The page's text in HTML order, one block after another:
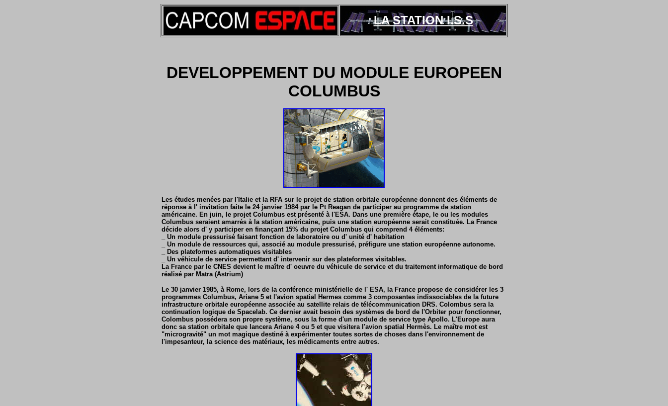
LA STATION I.S.S
DEVELOPPEMENT DU MODULE EUROPEEN
COLUMBUS
Les études menées par l'Italie et la RFA sur le projet de station orbitale européenne donnent des éléments de
réponse à l' invitation faite le 24 janvier 1984 par le Pt Reagan de participer au programme de station
américaine. En juin, le projet Columbus est présenté à l'ESA. Dans une première étape, le ou les modules
Columbus seraient amarrés à la station américaine, puis une station européenne serait constituée. La France
décide alors d' y participer en finançant 15% du projet Columbus qui comprend 4 éléments:
_ Un module pressurisé faisant fonction de laboratoire ou d' unité d' habitation
_ Un module de ressources qui, associé au module pressurisé, préfigure une station européenne autonome.
_ Des plateformes automatiques visitables
_ Un véhicule de service permettant d' intervenir sur des plateformes visitables.
La France par le CNES devient le maître d' oeuvre du véhicule de service et du traitement informatique de bord
réalisé par Matra (Astrium)
Le 30 janvier 1985, à Rome, lors de la conférence ministérielle de l' ESA, la France propose de considérer les 3
programmes Columbus, Ariane 5 et l'avion spatial Hermes comme 3 composantes indissociables de la future
infrastructure orbitale européenne associée au satellite relais de télécommunication DRS. Colombus sera la
continuation logique de Spacelab. Ce dernier avait besoin des systèmes de bord de l'Orbiter pour fonctionner,
Colombus possédera son propre système, sous la forme d'un module de service type Apollo. L'Europe aura
donc sa station orbitale que lancera Ariane 4 ou 5 et que visitera l'avion spatial Hermès. Le maître mot est
"microgravité" un mot magique destiné à expérimenter toutes sortes de choses dans l'environnement de
l'impesanteur, la science des matériaux, les médicaments entre autres.